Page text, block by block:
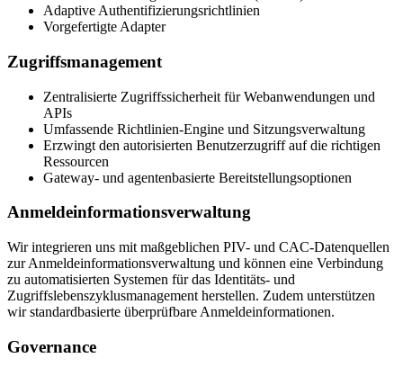
Adaptive Authentifizierungsrichtlinien
Vorgefertigte Adapter
Zugriffsmanagement
Zentralisierte Zugriffssicherheit für Webanwendungen und
APIs
Umfassende Richtlinien-Engine und Sitzungsverwaltung
Erzwingt den autorisierten Benutzerzugriff auf die richtigen
Ressourcen
Gateway- und agentenbasierte Bereitstellungsoptionen
Anmeldeinformationsverwaltung
Wir integrieren uns mit maßgeblichen PIV- und CAC-Datenquellen
zur Anmeldeinformationsverwaltung und können eine Verbindung
zu automatisierten Systemen für das Identitäts- und
Zugriffslebenszyklusmanagement herstellen. Zudem unterstützen
wir standardbasierte überprüfbare Anmeldeinformationen.
Governance